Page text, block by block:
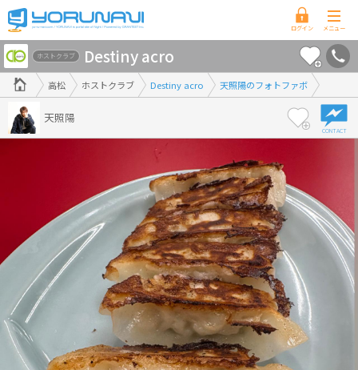
香
川
県
版
高松 ホストクラブ Destiny acro 天照陽のフォトファボ
ホストクラブ Destiny acro
天照陽